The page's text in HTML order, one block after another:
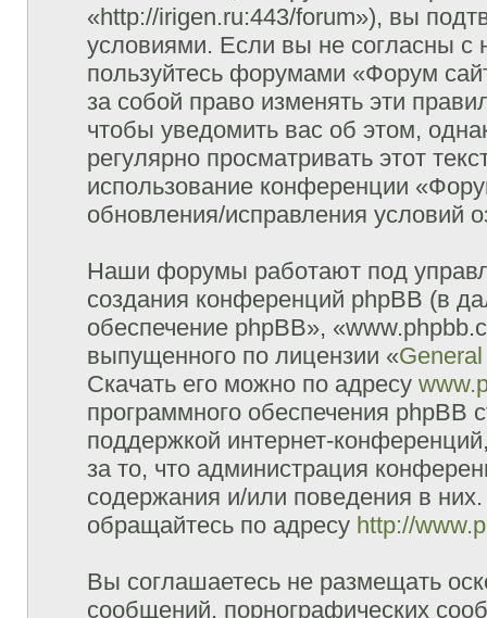
«http://irigen.ru:443/forum»), вы
условиями. Если вы не согласны с
пользуйтесь форумами «Форум
за собой право изменять эти
чтобы уведомить вас об этом,
регулярно просматривать этот
использование конференции
обновления/исправления условий
Наши форумы работают под
создания конференций phpBB (в
обеспечение phpBB»,
выпущенного по лицензии «
Скачать его можно по адресу
программного обеспечения phpBB
поддержкой интернет-
за то, что администрация
содержания и/или поведения в
обращайтесь по адресу http://
Вы соглашаетесь не размещать
сообщений, порнографических